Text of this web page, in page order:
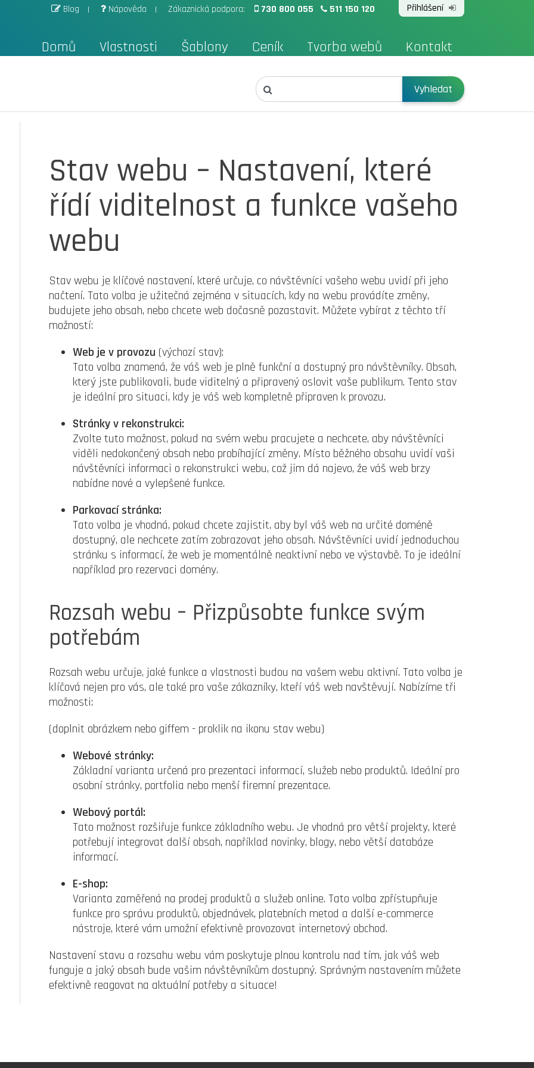
Domů Vlastnosti Šablony Ceník Tvorba webů Kontakt
Blog Nápověda Zákaznická podpora: 730 800 055 511 150 120 Přihlášení
Vyhledat
Stav webu – Nastavení, které
řídí viditelnost a funkce vašeho
webu
Stav webu je klíčové nastavení, které určuje, co návštěvníci vašeho webu uvidí při jeho
načtení. Tato volba je užitečná zejména v situacích, kdy na webu provádíte změny,
budujete jeho obsah, nebo chcete web dočasně pozastavit. Můžete vybírat z těchto tří
možností:
Web je v provozu (výchozí stav):
Tato volba znamená, že váš web je plně funkční a dostupný pro návštěvníky. Obsah,
který jste publikovali, bude viditelný a připravený oslovit vaše publikum. Tento stav
je ideální pro situaci, kdy je váš web kompletně připraven k provozu.
Stránky v rekonstrukci:
Zvolte tuto možnost, pokud na svém webu pracujete a nechcete, aby návštěvníci
viděli nedokončený obsah nebo probíhající změny. Místo běžného obsahu uvidí vaši
návštěvníci informaci o rekonstrukci webu, což jim dá najevo, že váš web brzy
nabídne nové a vylepšené funkce.
Parkovací stránka:
Tato volba je vhodná, pokud chcete zajistit, aby byl váš web na určité doméně
dostupný, ale nechcete zatím zobrazovat jeho obsah. Návštěvníci uvidí jednoduchou
stránku s informací, že web je momentálně neaktivní nebo ve výstavbě. To je ideální
například pro rezervaci domény.
Rozsah webu – Přizpůsobte funkce svým
potřebám
Rozsah webu určuje, jaké funkce a vlastnosti budou na vašem webu aktivní. Tato volba je
klíčová nejen pro vás, ale také pro vaše zákazníky, kteří váš web navštěvují. Nabízíme tři
možnosti:
(doplnit obrázkem nebo giffem - proklik na ikonu stav webu)
Webové stránky:
Základní varianta určená pro prezentaci informací, služeb nebo produktů. Ideální pro
osobní stránky, portfolia nebo menší firemní prezentace.
Webový portál:
Tato možnost rozšiřuje funkce základního webu. Je vhodná pro větší projekty, které
potřebují integrovat další obsah, například novinky, blogy, nebo větší databáze
informací.
E-shop:
Varianta zaměřená na prodej produktů a služeb online. Tato volba zpřístupňuje
funkce pro správu produktů, objednávek, platebních metod a další e-commerce
nástroje, které vám umožní efektivně provozovat internetový obchod.
Nastavení stavu a rozsahu webu vám poskytuje plnou kontrolu nad tím, jak váš web
funguje a jaký obsah bude vašim návštěvníkům dostupný. Správným nastavením můžete
efektivně reagovat na aktuální potřeby a situace!